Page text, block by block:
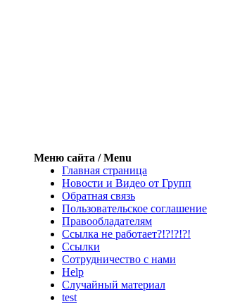
Меню сайта / Menu
Главная страница
Новости и Видео от Групп
Обратная связь
Пользовательское соглашение
Правообладателям
Ссылка не работает?!?!?!?!
Ссылки
Сотрудничество с нами
Help
Cлучайный материал
test